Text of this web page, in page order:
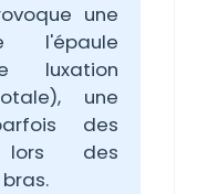
une
l'épaule
luxation
une
des
lors des